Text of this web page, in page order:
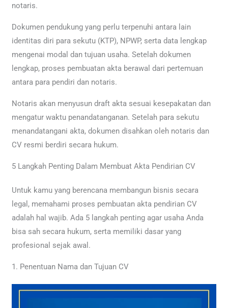
notaris.
Dokumen pendukung yang perlu terpenuhi antara lain
identitas diri para sekutu (KTP), NPWP, serta data lengkap
mengenai modal dan tujuan usaha. Setelah dokumen
lengkap, proses pembuatan akta berawal dari pertemuan
antara para pendiri dan notaris.
Notaris akan menyusun draft akta sesuai kesepakatan dan
mengatur waktu penandatanganan. Setelah para sekutu
menandatangani akta, dokumen disahkan oleh notaris dan
CV resmi berdiri secara hukum.
5 Langkah Penting Dalam Membuat Akta Pendirian CV
Untuk kamu yang berencana membangun bisnis secara
legal, memahami proses pembuatan akta pendirian CV
adalah hal wajib. Ada 5 langkah penting agar usaha Anda
bisa sah secara hukum, serta memiliki dasar yang
profesional sejak awal.
1. Penentuan Nama dan Tujuan CV